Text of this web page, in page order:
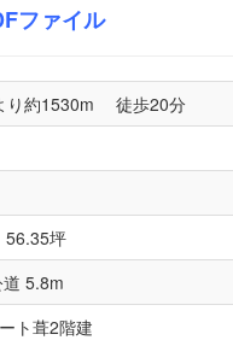
ファイル
り約1530m 徒歩20分
56.35坪
5.8m
ト葺2階建